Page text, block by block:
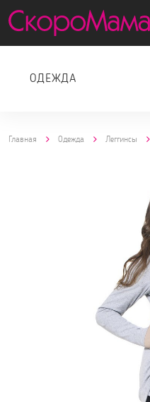
ОДЕЖДА
Главная Одежда Леггинсы